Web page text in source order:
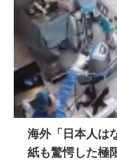
海外「日本人は
紙も驚愕した極